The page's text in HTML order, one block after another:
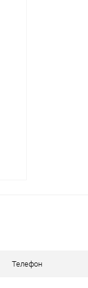
Телефон